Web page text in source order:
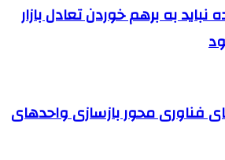
نباید به برهم خوردن تعادل بازار
فناوری محور بازسازی واحدهای